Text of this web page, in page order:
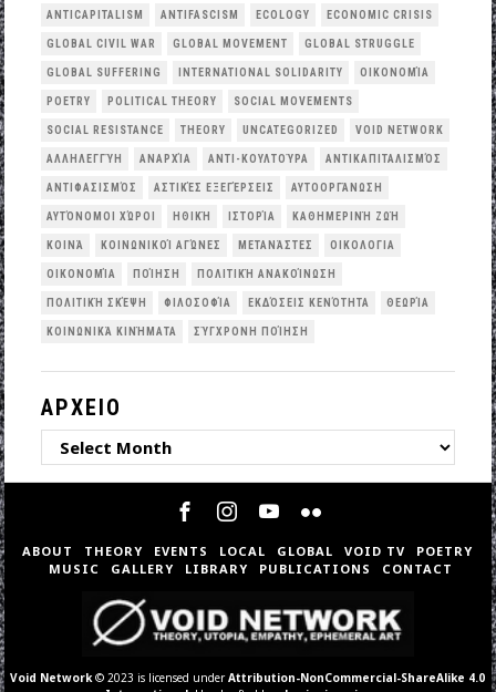
ANTICAPITALISM ANTIFASCISM ECOLOGY ECONOMIC CRISIS
GLOBAL CIVIL WAR GLOBAL MOVEMENT GLOBAL STRUGGLE
GLOBAL SUFFERING INTERNATIONAL SOLIDARITY OΙΚΟΝΟΜΊΑ
POETRY POLITICAL THEORY SOCIAL MOVEMENTS
SOCIAL RESISTANCE THEORY UNCATEGORIZED VOID NETWORK
ΑΛΛΗΛΕΓΓΎΗ ΑΝΑΡΧΊΑ ΑΝΤΙ-ΚΟΥΛΤΟΎΡΑ ΑΝΤΙΚΑΠΙΤΑΛΙΣΜΌΣ
ΑΝΤΙΦΑΣΙΣΜΌΣ ΑΣΤΙΚΈΣ ΕΞΕΓΈΡΣΕΙΣ ΑΥΤΟΟΡΓΆΝΩΣΗ
ΑΥΤΌΝΟΜΟΙ ΧΏΡΟΙ ΗΘΙΚΉ ΙΣΤΟΡΊΑ ΚΑΘΗΜΕΡΙΝΉ ΖΩΉ
ΚΟΙΝΆ ΚΟΙΝΩΝΙΚΟΊ ΑΓΏΝΕΣ ΜΕΤΑΝΆΣΤΕΣ ΟΙΚΟΛΟΓΙΑ
ΟΙΚΟΝΟΜΊΑ ΠΟΊΗΣΗ ΠΟΛΙΤΙΚΉ ΑΝΑΚΟΊΝΩΣΗ
ΠΟΛΙΤΙΚΉ ΣΚΈΨΗ ΦΙΛΟΣΟΦΊΑ ΕΚΔΌΣΕΙΣ ΚΕΝΌΤΗΤΑ ΘΕΩΡΊΑ
ΚΟΙΝΩΝΙΚΆ ΚΙΝΉΜΑΤΑ ΣΎΓΧΡΟΝΗ ΠΟΊΗΣΗ
ΑΡΧΕΙΟ
ΑΡΧΕΙΟ
ABOUT THEORY EVENTS LOCAL GLOBAL VOID TV
POETRY
MUSIC
GALLERY LIBRARY PUBLICATIONS CONTACT
Void Network © 2023 is licensed underAttribution-NonCommercial-ShareAlike 4.0